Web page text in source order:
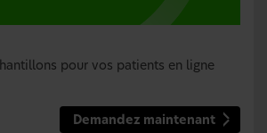
pour vos patients en ligne
Demandez maintenant